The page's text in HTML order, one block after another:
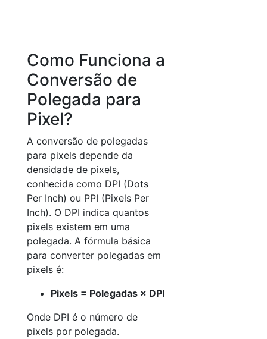
Como Funciona a
Conversão de
Polegada para
Pixel?
A conversão de polegadas
para pixels depende da
densidade de pixels,
conhecida como DPI (Dots
Per Inch) ou PPI (Pixels Per
Inch). O DPI indica quantos
pixels existem em uma
polegada. A fórmula básica
para converter polegadas em
pixels é:
Pixels = Polegadas × DPI
Onde DPI é o número de
pixels por polegada.